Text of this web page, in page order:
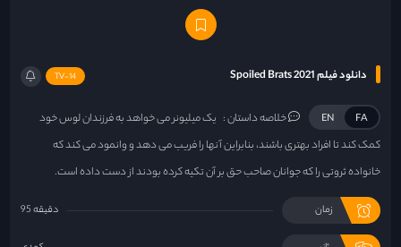
دانلود فیلم Spoiled Brats 2021 TV-14
FA
EN خلاصه داستان : یک میلیونر می خواهد به فرزندان لوس خود
کمک کند تا افراد بهتری باشند، بنابراین آنها را فریب می دهد و وانمود می کند که
خانواده ثروتی را که جوانان صاحب حق بر آن تکیه کرده بودند از دست داده است.
زمان 95 دقیقه